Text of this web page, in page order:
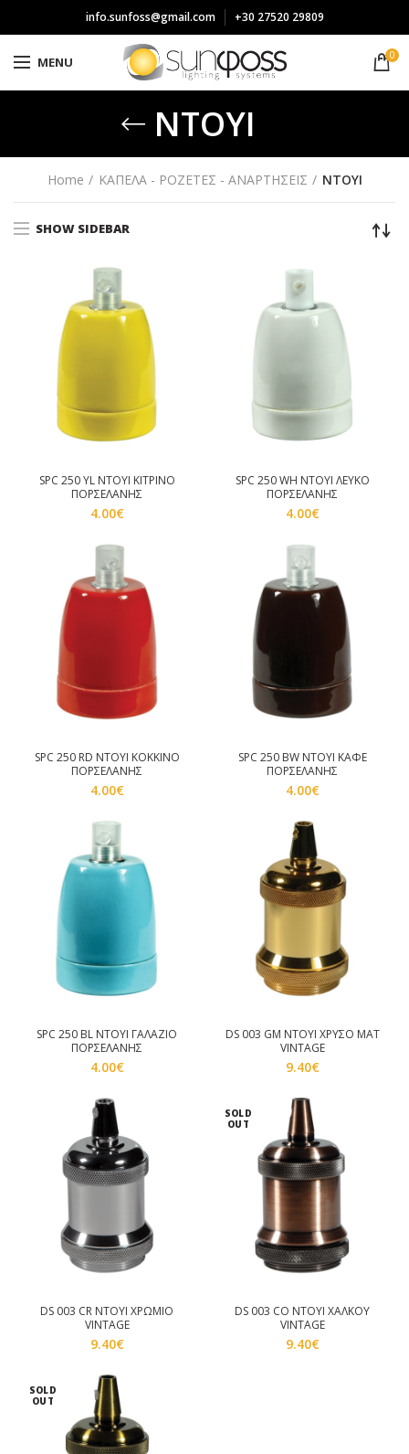
info.sunfoss@gmail.com +30 27520 29809
MENU 0
ΝΤΟΥΙ
Home ΚΑΠΕΛA - ΡΟΖΕΤΕΣ - ΑΝΑΡΤΗΣΕΙΣ ΝΤΟΥΙ
SHOW SIDEBAR
SPC 250 YL ΝΤΟΥΙ ΚΙΤΡΙΝΟ
ΠΟΡΣΕΛΑΝΗΣ
4.00€
SPC 250 WH ΝΤΟΥΙ ΛΕΥΚΟ
ΠΟΡΣΕΛΑΝΗΣ
4.00€
SPC 250 RD ΝΤΟΥΙ ΚΟΚΚΙΝΟ
ΠΟΡΣΕΛΑΝΗΣ
4.00€
SPC 250 BW ΝΤΟΥΙ ΚΑΦΕ
ΠΟΡΣΕΛΑΝΗΣ
4.00€
SPC 250 BL ΝΤΟΥΙ ΓΑΛΑΖΙΟ
ΠΟΡΣΕΛΑΝΗΣ
4.00€
DS 003 GM ΝΤΟΥΙ ΧΡΥΣΟ ΜΑΤ
VINTAGE
9.40€
DS 003 CR ΝΤΟΥΙ ΧΡΩΜΙΟ
VINTAGE
9.40€
SOLD
OUT
DS 003 CO ΝΤΟΥΙ ΧΑΛΚΟΥ
VINTAGE
9.40€
SOLD
OUT